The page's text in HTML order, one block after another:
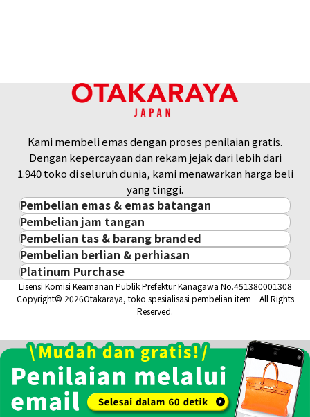
Fred Force 10 K18 YG Diamond
Referensi Harga Buyback
43.762.347
Kami membeli emas dengan proses penilaian gratis.
Dengan kepercayaan dan rekam jejak dari lebih dari
1.940 toko di seluruh dunia, kami menawarkan harga beli
yang tinggi.
Pembelian emas & emas batangan
Pembelian emas & emas batangan
Emas Batangan / Gold Bar
Koin Emas
Harga Pasar Emas / Kurs Emas
Aksesoris Emas
Pembelian jam tangan
Pembelian jam tangan
ROLEX
PATEK PHILIPPE
AUDEMARS PIGUET
VACHERON CONSTANTIN
BREGUEST
Pembelian tas & barang branded
Pembelian tas & barang branded
Cartier
LOUIS VUITTON
Hermès
CELINE
Fendi
Dior
Gucci
Pembelian berlian & perhiasan
Pembelian berlian & perhiasan
Berlian
Zamrud
Rubi
Platinum Purchase
Platinum
Lisensi Komisi Keamanan Publik Prefektur Kanagawa No.451380001308
Copyright© 2026Otakaraya, toko spesialisasi pembelian item All Rights
Reserved.